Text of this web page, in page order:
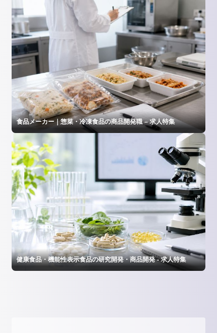
食品メーカー｜惣菜・冷凍食品の商品開発職 – 求人特集
健康食品・機能性表示食品の研究開発・商品開発 - 求人特集